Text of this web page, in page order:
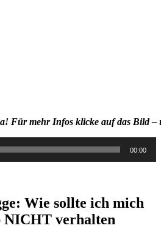
Für mehr Infos klicke auf das Bild –
00:00
Wie sollte ich mich
verhalten